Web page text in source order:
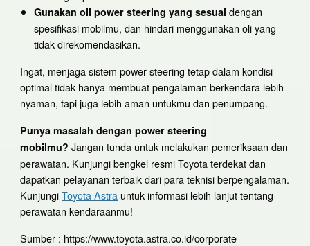
Gunakan oli power steering yang sesuai dengan
spesifikasi mobilmu, dan hindari menggunakan oli yang
tidak direkomendasikan.
Ingat, menjaga sistem power steering tetap dalam kondisi
optimal tidak hanya membuat pengalaman berkendara lebih
nyaman, tapi juga lebih aman untukmu dan penumpang.
Punya masalah dengan power steering
mobilmu? Jangan tunda untuk melakukan pemeriksaan dan
perawatan. Kunjungi bengkel resmi Toyota terdekat dan
dapatkan pelayanan terbaik dari para teknisi berpengalaman.
KunjungiToyota Astra untuk informasi lebih lanjut tentang
perawatan kendaraanmu!
Sumber : https://www.toyota.astra.co.id/corporate-